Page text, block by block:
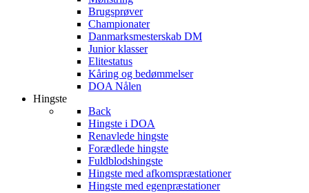
Brugsprøver
Championater
Danmarksmesterskab DM
Junior klasser
Elitestatus
Kåring og bedømmelser
DOA Nålen
Hingste
Back
Hingste i DOA
Renavlede hingste
Forædlede hingste
Fuldblodshingste
Hingste med afkomspræstationer
Hingste med egenpræstationer